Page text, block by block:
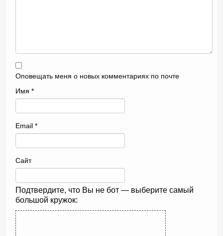
Оповещать меня о новых комментариях по почте
Имя *
Email *
Сайт
Подтвердите, что Вы не бот — выберите самый
большой кружок: